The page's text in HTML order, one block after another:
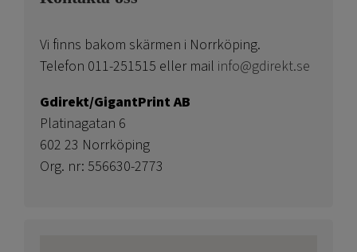
Vi finns bakom skärmen i Norrköping.
Telefon 011-251515 eller mail info@gdirekt.se
Gdirekt/GigantPrint AB
Platinagatan 6
602 23 Norrköping
Org. nr: 556630-2773